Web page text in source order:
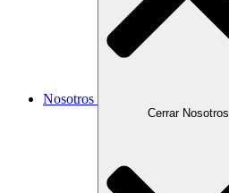
Nosotros
Cerrar Nosotros